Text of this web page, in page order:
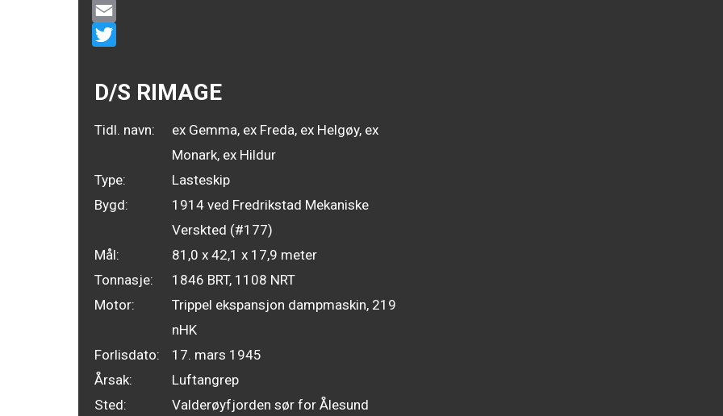
WhatsApp
Email
D/S RIMAGE
Tidl. navn:
ex Gemma, ex Freda, ex Helgøy, ex
Monark, ex Hildur
Type:
Lasteskip
Bygd:
1914 ved Fredrikstad Mekaniske
Verskted (#177)
Mål:
81,0 x 42,1 x 17,9 meter
Tonnasje:
1846 BRT, 1108 NRT
Motor:
Trippel ekspansjon dampmaskin, 219
nHK
Forlisdato:
17. mars 1945
Årsak:
Luftangrep
Sted:
Valderøyfjorden sør for Ålesund